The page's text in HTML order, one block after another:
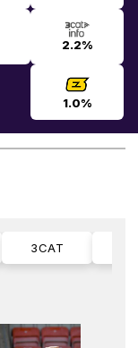
2.2%
1.0%
3CAT